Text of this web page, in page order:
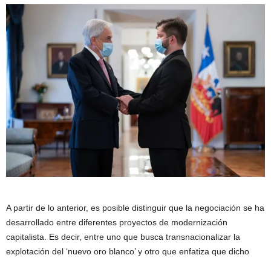
A partir de lo anterior, es posible distinguir que la negociación se ha
desarrollado entre diferentes proyectos de modernización
capitalista. Es decir, entre uno que busca transnacionalizar la
explotación del ‘nuevo oro blanco’ y otro que enfatiza que dicho